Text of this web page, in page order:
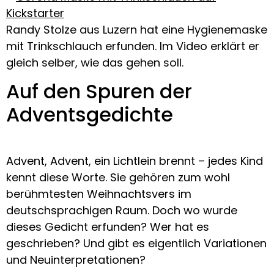
Randy Stolze aus Luzern hat eine Hygienemaske
mit Trinkschlauch erfunden. Im Video erklärt er
gleich selber, wie das gehen soll.
Auf den Spuren der
Adventsgedichte
Advent, Advent, ein Lichtlein brennt – jedes Kind
kennt diese Worte. Sie gehören zum wohl
berühmtesten Weihnachtsvers im
deutschsprachigen Raum. Doch wo wurde
dieses Gedicht erfunden? Wer hat es
geschrieben? Und gibt es eigentlich Variationen
und Neuinterpretationen?